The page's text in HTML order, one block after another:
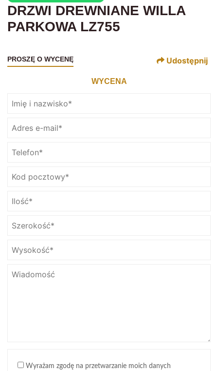
DRZWI DREWNIANE WILLA
PARKOWA LZ755
PROSZĘ O WYCENĘ Udostępnij
WYCENA
Wyrażam zgodę na przetwarzanie moich danych